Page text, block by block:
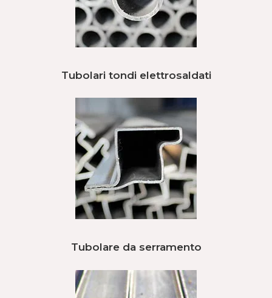
Tubolari tondi elettrosaldati
Tubolare da serramento